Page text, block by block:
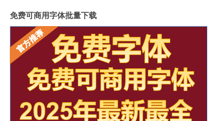
免费可商用字体批量下载